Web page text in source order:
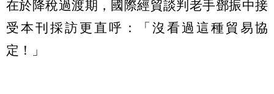
在於降稅過渡期，國際經貿談判老手鄧振中接
受本刊採訪更直呼：「沒看過這種貿易協
定！」